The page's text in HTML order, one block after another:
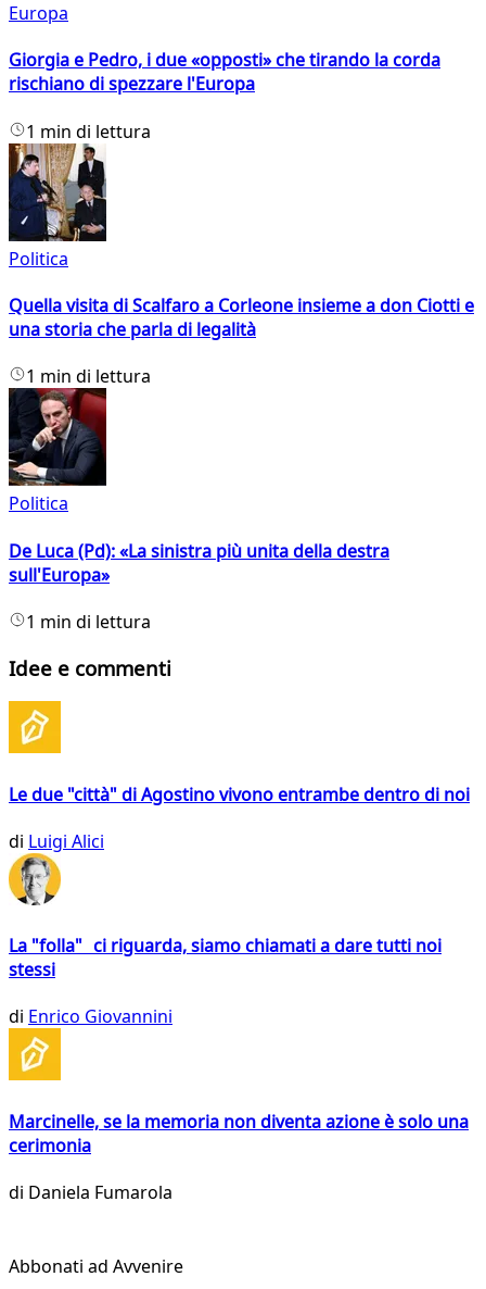
Europa
Giorgia e Pedro, i due «opposti» che tirando la corda
rischiano di spezzare l'Europa
1 min di lettura
Politica
Quella visita di Scalfaro a Corleone insieme a don Ciotti e
una storia che parla di legalità
1 min di lettura
Politica
De Luca (Pd): «La sinistra più unita della destra
sull'Europa»
1 min di lettura
Idee e commenti
Le due "città" di Agostino vivono entrambe dentro di noi
di Luigi Alici
La "folla" ci riguarda, siamo chiamati a dare tutti noi
stessi
di Enrico Giovannini
Marcinelle, se la memoria non diventa azione è solo una
cerimonia
di Daniela Fumarola
Abbonati ad Avvenire